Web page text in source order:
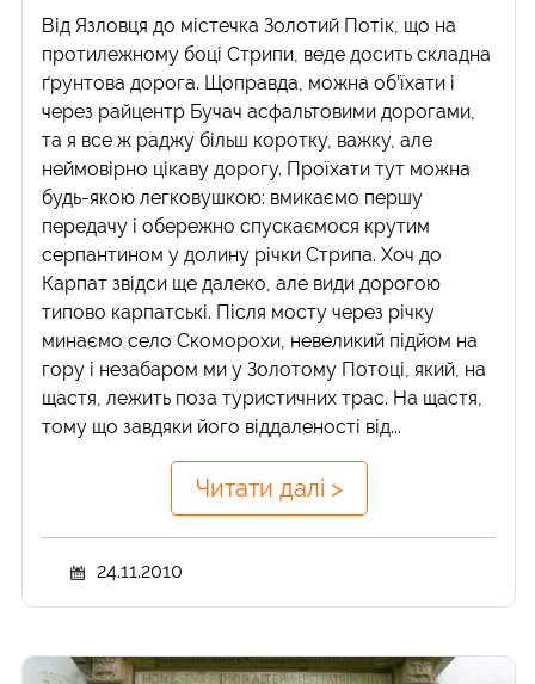
Від Язловця до містечка Золотий Потік, що на
протилежному боці Стрипи, веде досить складна
ґрунтова дорога. Щоправда, можна об’їхати і
через райцентр Бучач асфальтовими дорогами,
та я все ж раджу більш коротку, важку, але
неймовірно цікаву дорогу. Проїхати тут можна
будь-якою легковушкою: вмикаємо першу
передачу і обережно спускаємося крутим
серпантином у долину річки Стрипа. Хоч до
Карпат звідси ще далеко, але види дорогою
типово карпатські. Після мосту через річку
минаємо село Скоморохи, невеликий підйом на
гору і незабаром ми у Золотому Потоці, який, на
щастя, лежить поза туристичних трас. На щастя,
тому що завдяки його віддаленості від...
Читати далі >
24.11.2010